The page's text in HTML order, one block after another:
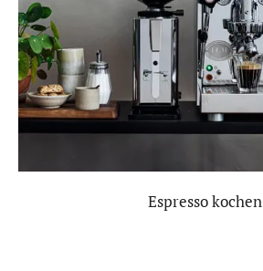
Espresso kochen